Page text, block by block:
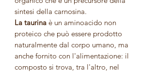
sintesi della carnosina.
La taurina è un aminoacido non
proteico che può essere prodotto
naturalmente dal corpo umano, ma
anche fornito con l'alimentazione: il
composto si trova, tra l'altro, nel